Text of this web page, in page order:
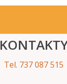
Tel. 737 087 515